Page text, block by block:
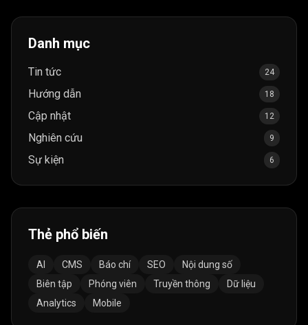
Danh mục
Tin tức 24
Hướng dẫn 18
Cập nhật 12
Nghiên cứu 9
Sự kiện 6
Thẻ phổ biến
AI CMS Báo chí SEO
Nội dung số
Biên tập
Phóng viên Truyền thông
Dữ liệu
Analytics
Mobile